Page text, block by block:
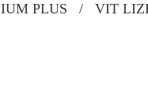
PLUS / VIT